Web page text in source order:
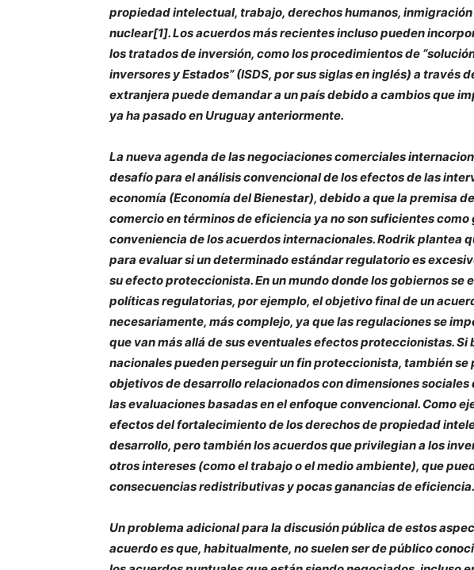
propiedad intelectual, trabajo, derechos humanos,
nuclear[1]. Los acuerdos más recientes incluso pueden
los tratados de inversión, como los procedimientos de
inversores y Estados” (ISDS, por sus siglas en inglés) a través
extranjera puede demandar a un país debido a cambios que
ya ha pasado en Uruguay anteriormente.
La nueva agenda de las negociaciones comerciales
desafío para el análisis convencional de los efectos de las
economía (Economía del Bienestar), debido a que la premisa
comercio en términos de eficiencia ya no son suficientes como
conveniencia de los acuerdos internacionales. Rodrik plantea
para evaluar si un determinado estándar regulatorio es
su efecto proteccionista. En un mundo donde los gobiernos se
políticas regulatorias, por ejemplo, el objetivo final de un
necesariamente, más complejo, ya que las regulaciones se
que van más allá de sus eventuales efectos proteccionistas.
nacionales pueden perseguir un fin proteccionista, también se
objetivos de desarrollo relacionados con dimensiones sociales
las evaluaciones basadas en el enfoque convencional. Como
efectos del fortalecimiento de los derechos de propiedad
desarrollo, pero también los acuerdos que privilegian a los
otros intereses (como el trabajo o el medio ambiente), que
consecuencias redistributivas y pocas ganancias de eficiencia.
Un problema adicional para la discusión pública de estos
acuerdo es que, habitualmente, no suelen ser de público